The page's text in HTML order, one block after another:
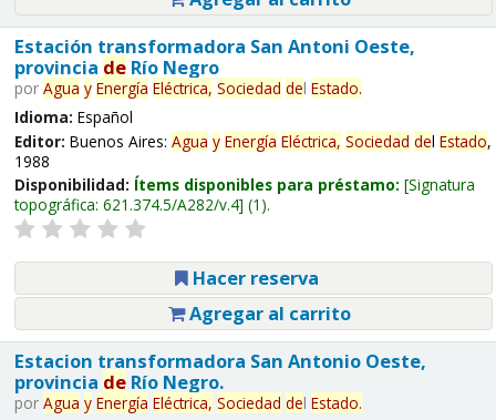
Estación transformadora San Antoni Oeste,
provincia deRío Negro
por Agua y Energía Eléctrica, Sociedad del Estado.
Idioma: Español
Editor: Buenos Aires: Agua y Energía Eléctrica, Sociedad del Estado,
1988
Disponibilidad: Ítems disponibles para préstamo: Signatura
topográfica: 621.374.5/A282/v.4 (1).
Hacer reserva
Agregar al carrito
Estacion transformadora San Antonio Oeste,
provincia deRío Negro.
por Agua y Energía Eléctrica, Sociedad del Estado.